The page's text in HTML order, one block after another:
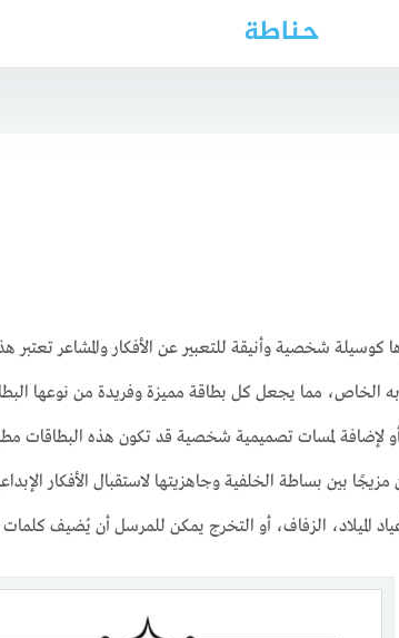
حناطة
كوسيلة شخصية وأنيقة للتعبير عن الأفكار والمشاعر
الخاص، مما يجعل كل بطاقة مميزة وفريدة من نوعها
لإضافة لمسات تصميمية شخصية قد تكون هذه البطاقات
بين بساطة الخلفية وجاهزيتها لاستقبال الأفكار
الميلاد، الزفاف، أو التخرج يمكن للمرسل أن يُضيف